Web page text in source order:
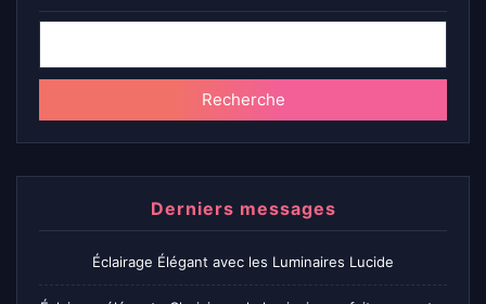
Recherche
Derniers messages
Éclairage Élégant avec les Luminaires Lucide